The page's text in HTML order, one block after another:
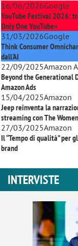
16/06/2026Google
YouTube Festival 2026:
Only One YouTube»
31/03/2026Google
Think Consumer
dall'AI
22/09/2025Amazon
Beyond the
Amazon Ads
15/04/2025Amazon
Jeep reinventa la
streaming conThe
27/03/2025Amazon
Il “Tempo di qualità” per
brand
INTERVISTE